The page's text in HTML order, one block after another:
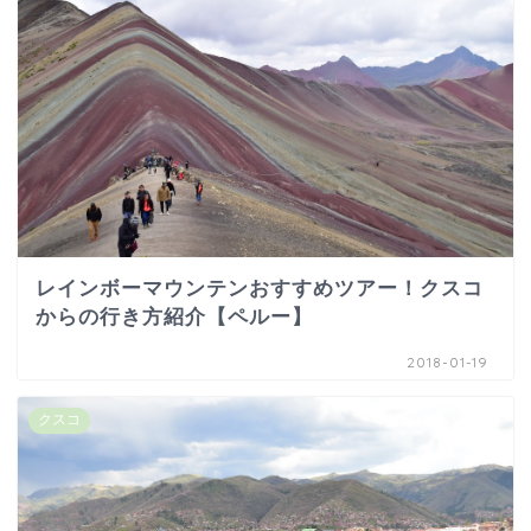
レインボーマウンテンおすすめツアー！クスコ
からの行き方紹介【ペルー】
2018-01-19
クスコ